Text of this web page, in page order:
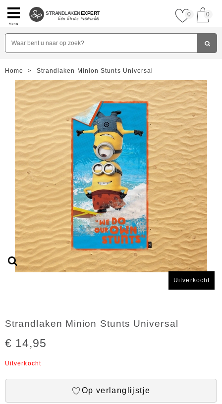
Menu
STRANDLAKENEXPERT 0 0
Home > Strandlaken Minion Stunts Universal
Uitverkocht
Strandlaken Minion Stunts Universal
€ 14,95
Uitverkocht
Op verlanglijstje